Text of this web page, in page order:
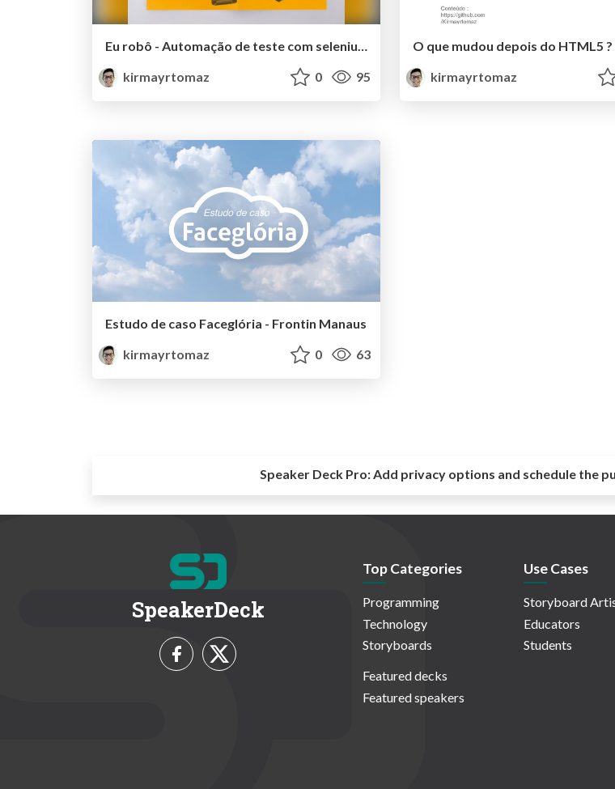
kirmayrtomaz
0 95
O que mudou depois do HTML5 ?
kirmayrtomaz
Estudo de caso Faceglória - Frontin Manaus
kirmayrtomaz
0 63
Speaker Deck Pro:Add privacy options and schedule the
SpeakerDeck
Top Categories
Programming
Technology
Storyboards
Featured decks
Featured speakers
Use Cases
Storyboard
Educators
Students